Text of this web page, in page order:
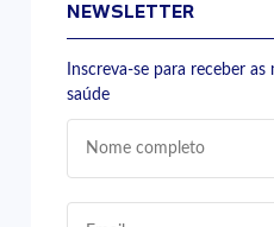
NEWSLETTER
Inscreva-se para receber
saúde